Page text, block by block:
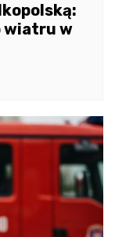
wiatru w